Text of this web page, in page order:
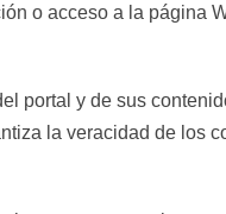
o acceso a la página
portal y de sus
la veracidad de los